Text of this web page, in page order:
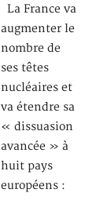
La France va
augmenter le
nombre de
ses têtes
nucléaires et
va étendre sa
« dissuasion
avancée » à
huit pays
européens :